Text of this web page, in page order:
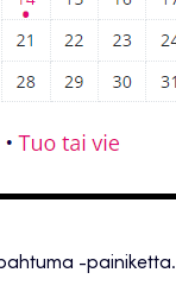
-painiketta.